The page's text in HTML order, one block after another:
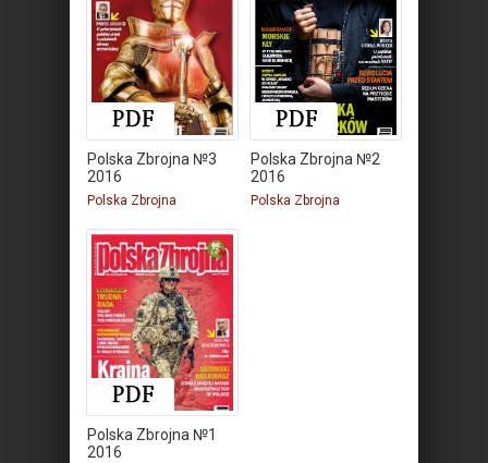
Polska Zbrojna №3
2016
Polska Zbrojna
Polska Zbrojna №2
2016
Polska Zbrojna
Polska Zbrojna №1
2016